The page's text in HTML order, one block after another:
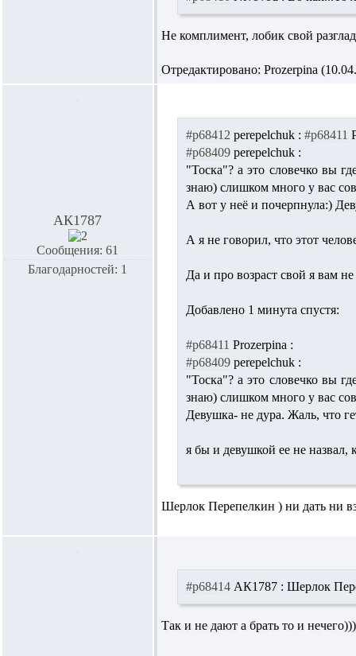
Не комплимент, лобик свой
Отредактировано: Prozerpina
АК1787
Сообщения: 61
Благодарностей: 1
#p68412 perepelchuk : #p68411
#p68409 perepelchuk :
"Тоска"? а это словечко вы
знаю) слишком много у вас
А вот у неё и почерпнула:)
А я не говорил, что этот
Да и про возраст свой я вам
Добавлено 1 минута спустя:
#p68411 Prozerpina :
#p68409 perepelchuk :
"Тоска"? а это словечко вы
знаю) слишком много у вас
Девушка- не дура. Жаль, что
я бы и девушкой ее не назвал,
Шерлок Перепелкин ) ни дать ни
#p68414 АК1787 : Шерлок
Так и не дают а брать то и